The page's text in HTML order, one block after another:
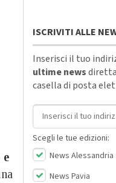
e
ISCRIVITI ALLE
Inserisci il tuo
ultime news
casella di posta
Indirizzo email
Scegli le tue edizioni:
News Alessandria
News Pavia